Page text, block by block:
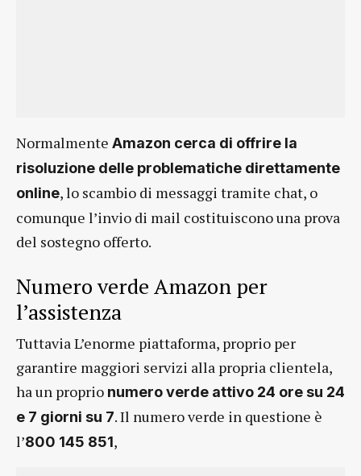
Normalmente Amazon cerca di offrire la
risoluzione delle problematiche direttamente
online, lo scambio di messaggi tramite chat, o
comunque l’invio di mail costituiscono una prova
del sostegno offerto.
Numero verde Amazon per
l’assistenza
Tuttavia L’enorme piattaforma, proprio per
garantire maggiori servizi alla propria clientela,
ha un proprio numero verde attivo 24 ore su 24
e 7 giorni su 7. Il numero verde in questione è
l’800 145 851,